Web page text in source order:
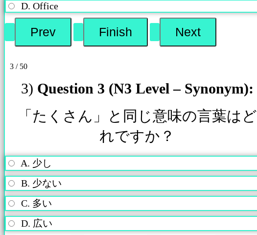
D. Office
3 / 50
3) Question 3 (N3 Level – Synonym):
「たくさん」と同じ意味の言葉はど
れですか？
A. 少し
B. 少ない
C. 多い
D. 広い